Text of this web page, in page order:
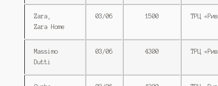
Zara,
Zara Home
03/06 1500 ТРЦ
Massimo
Dutti
03/06 4300 ТРЦ